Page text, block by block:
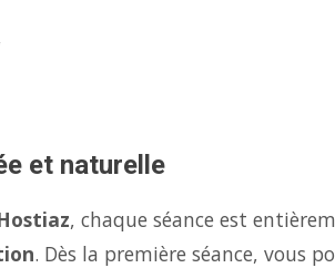
et naturelle
, chaque séance est
. Dès la première séance, vous